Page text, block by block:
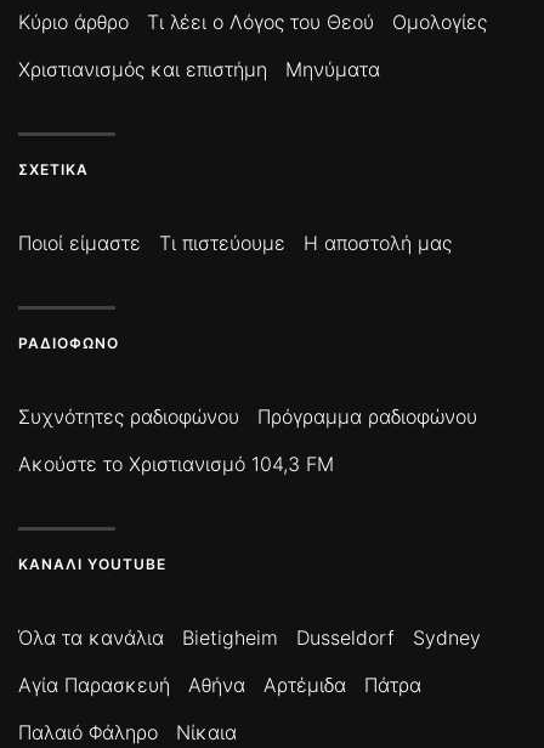
Κύριο άρθρο Τι λέει ο Λόγος του Θεού
Ομολογίες
Χριστιανισμός και επιστήμη
Μηνύματα
ΣΧΕΤΙΚΆ
Ποιοί είμαστε Τι πιστεύουμε Η αποστολή μας
ΡΑΔΙΌΦΩΝΟ
Συχνότητες ραδιοφώνου
Πρόγραμμα ραδιοφώνου
Ακούστε το Χριστιανισμό 104,3 FM
ΚΑΝΆΛΙ YOUTUBE
Όλα τα κανάλια Bietigheim Dusseldorf
Sydney
Αγία Παρασκευή
Αθήνα Αρτέμιδα
Πάτρα
Παλαιό Φάληρο
Νίκαια